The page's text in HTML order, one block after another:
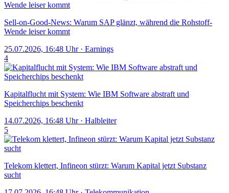
Sell-on-Good-News: Warum SAP glänzt, während die Rohstoff-
Wende leiser kommt
25.07.2026, 16:48 Uhr · Earnings
4
Kapitalflucht mit System: Wie IBM Software abstraft und
Speicherchips beschenkt
14.07.2026, 16:48 Uhr · Halbleiter
5
Telekom klettert, Infineon stürzt: Warum Kapital jetzt Substanz
sucht